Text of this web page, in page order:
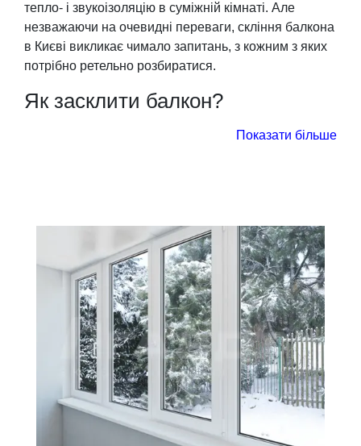
тепло- і звукоізоляцію в суміжній кімнаті. Але
незважаючи на очевидні переваги, скління балкона
в Києві викликає чимало запитань, з кожним з яких
потрібно ретельно розбиратися.
Як засклити балкон?
Відповідь на це питання прямо залежить від цілей і
холодний. В цьому випадку балконний простір
може використовуватися виключно для побутових
потреб, тобто в якості зони зберігання речей, місця
для сушки білизни після прання. Високі вимоги до
звуко- і теплоізоляції при цьому не пред’являються,
а значить підійдуть бюджетні ПВХ-конструкції з
профільною системою початкового рівня (60 мм, 3-
4 камери) і однокамерним склопакетом;
теплий. Такий варіант вибирається тоді, коли
лоджія або балкон приєднується до суміжної
кімнати або ж стоїть мета зробити з цього
приміщення відокремлене житлове місце,
Показати більше